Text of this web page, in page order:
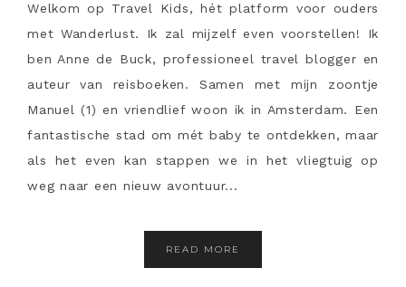
Welkom op Travel Kids, hét platform voor ouders
met Wanderlust. Ik zal mijzelf even voorstellen! Ik
ben Anne de Buck, professioneel travel blogger en
auteur van reisboeken. Samen met mijn zoontje
Manuel (1) en vriendlief woon ik in Amsterdam. Een
fantastische stad om mét baby te ontdekken, maar
als het even kan stappen we in het vliegtuig op
weg naar een nieuw avontuur...
READ MORE